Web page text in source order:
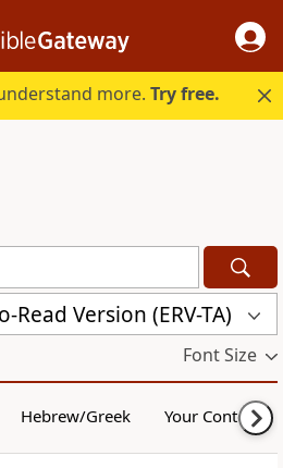
more.Try free.
Read Version (ERV-TA)
Font Size
Hebrew/Greek Your Content